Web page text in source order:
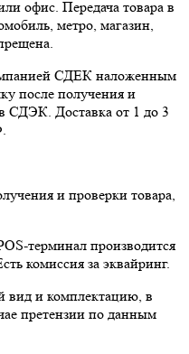
офис. Передача товара в
метро, магазин,
СДЕК наложенным
после получения и
СДЭК. Доставка от 1 до 3
и проверки товара,
терминал производится
комиссия за эквайринг.
вид и комплектацию, в
претензии по данным